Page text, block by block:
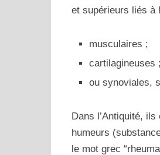
et supérieurs liés à
musculaires ;
cartilagineuses ;
ou synoviales,
Dans l’Antiquité,
humeurs
le mot grec